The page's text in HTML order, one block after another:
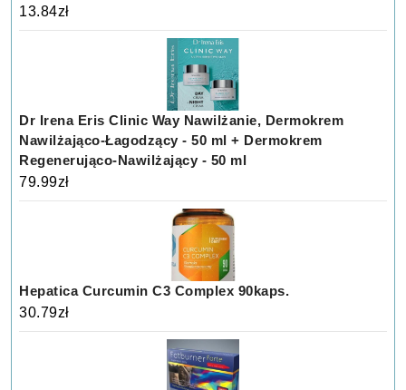
13.84zł
Dr Irena Eris Clinic Way Nawilżanie, Dermokrem
Nawilżająco-Łagodzący - 50 ml + Dermokrem
Regenerująco-Nawilżający - 50 ml
79.99zł
Hepatica Curcumin C3 Complex 90kaps.
30.79zł